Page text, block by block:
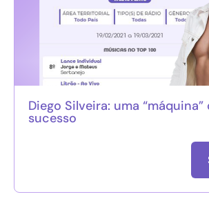
Diego Silveira: uma
sucesso